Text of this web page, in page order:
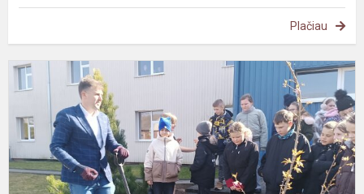
Plačiau